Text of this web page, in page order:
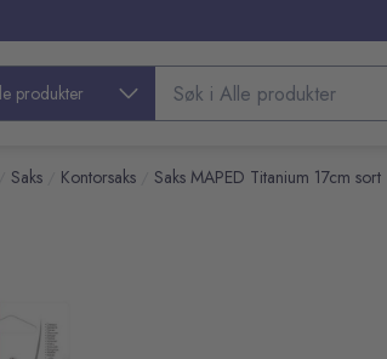
produkter Søk etter produkter
Saks Kontorsaks Saks MAPED Titanium 17cm sort